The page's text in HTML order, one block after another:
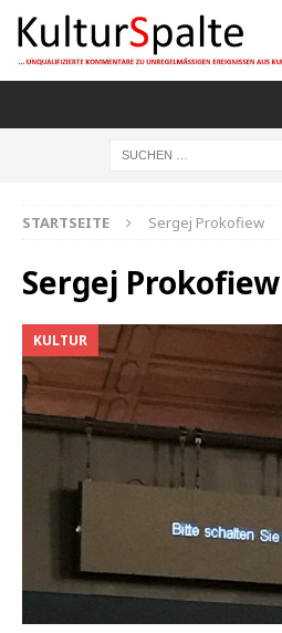
STARTSEITE Sergej Prokofiew
Sergej Prokofiew
KULTUR